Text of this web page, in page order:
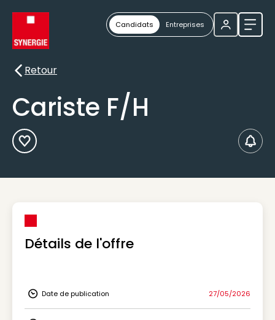
Candidats Entreprises
Retour
Retour
Cariste F/H
Ajouter aux Favoris
Détails de l'offre
Icon Date de publication
Date de publication 27/05/2026